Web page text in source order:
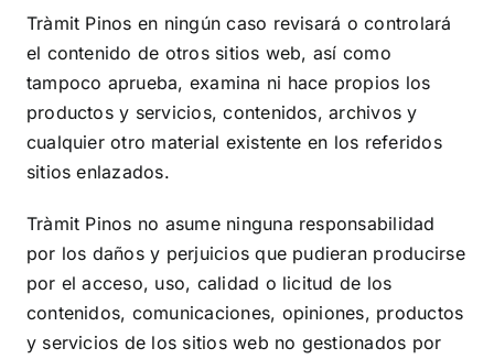
Tràmit Pinos en ningún caso revisará o controlará
el contenido de otros sitios web, así como
tampoco aprueba, examina ni hace propios los
productos y servicios, contenidos, archivos y
cualquier otro material existente en los referidos
sitios enlazados.
Tràmit Pinos no asume ninguna responsabilidad
por los daños y perjuicios que pudieran producirse
por el acceso, uso, calidad o licitud de los
contenidos, comunicaciones, opiniones, productos
y servicios de los sitios web no gestionados por